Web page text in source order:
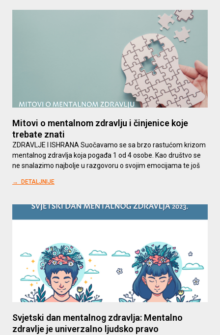
Mitovi o mentalnom zdravlju i činjenice koje
trebate znati
ZDRAVLJE I ISHRANA Suočavamo se sa brzo rastućom krizom
mentalnog zdravlja koja pogađa 1 od 4 osobe. Kao društvo se
ne snalazimo najbolje u razgovoru o svojim emocijama te još
→ DETALJNIJE
Svjetski dan mentalnog zdravlja: Mentalno
zdravlje je univerzalno ljudsko pravo